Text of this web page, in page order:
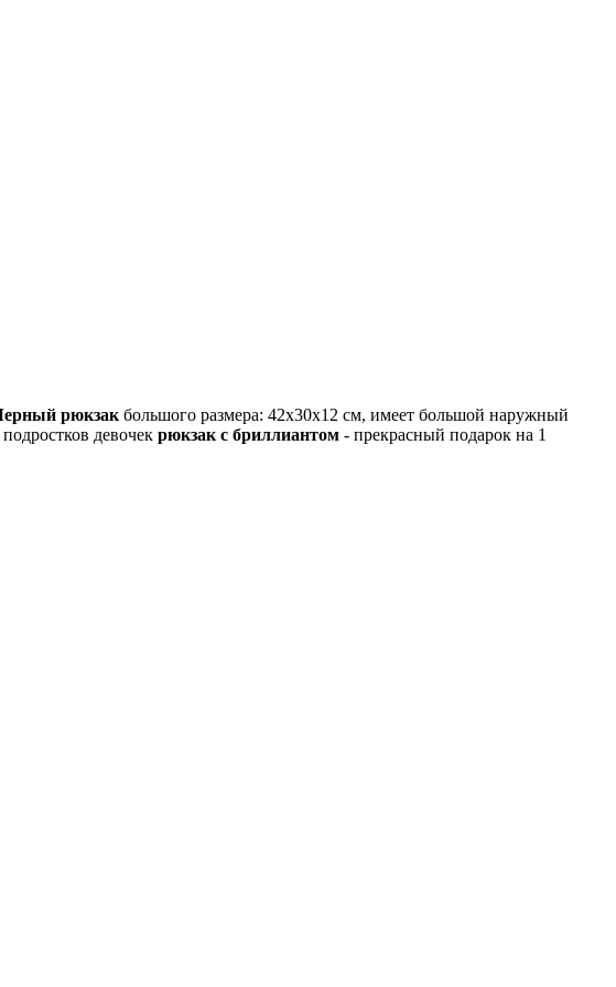
рюкзак большого размера: 42x30x12 см, имеет большой наружный
девочек рюкзак с бриллиантом - прекрасный подарок на 1